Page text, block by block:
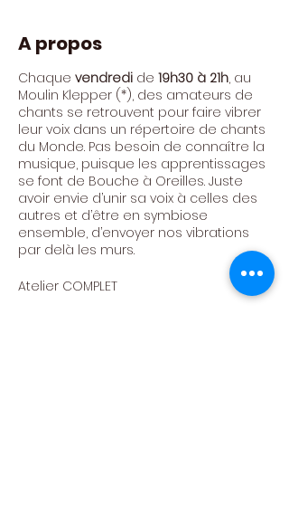
A propos
Chaque vendredi de 19h30 à 21h, au
Moulin Klepper (*), des amateurs de
chants se retrouvent pour faire vibrer
leur voix dans un répertoire de chants
du Monde. Pas besoin de connaître la
musique, puisque les apprentissages
se font de Bouche à Oreilles. Juste
avoir envie d’unir sa voix à celles des
autres et d’être en symbiose
ensemble, d’envoyer nos vibrations
par delà les murs.
Atelier COMPLET